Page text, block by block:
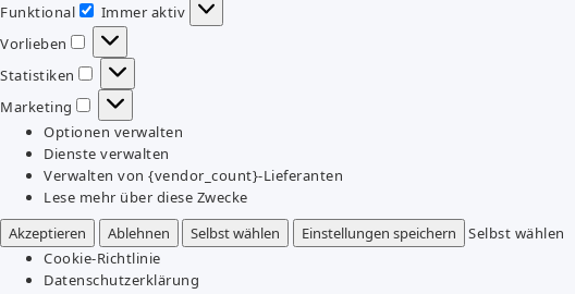
Funktional
Funktional
Immer aktiv
Vorlieben
Vorlieben
Statistiken
Statistiken
Marketing
Marketing
Optionen verwalten
Dienste verwalten
Verwalten von {vendor_count}-Lieferanten
Lese mehr über diese Zwecke
Akzeptieren
Ablehnen Selbst wählen Einstellungen speichern
Selbst wählen
Cookie-Richtlinie
Datenschutzerklärung